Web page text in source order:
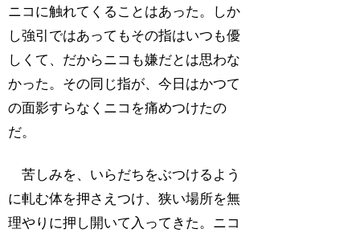
ニコに触れてくることはあった。しか
し強引ではあってもその指はいつも優
しくて、だからニコも嫌だとは思わな
かった。その同じ指が、今日はかつて
の面影すらなくニコを痛めつけたの
だ。
苦しみを、いらだちをぶつけるよう
に軋む体を押さえつけ、狭い場所を無
理やりに押し開いて入ってきた。ニコ